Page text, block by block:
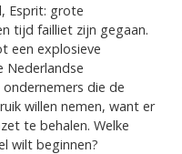
Esprit: grote
tijd failliet zijn gegaan.
een explosieve
Nederlandse
die de
willen nemen, want er
te behalen. Welke
wilt beginnen?